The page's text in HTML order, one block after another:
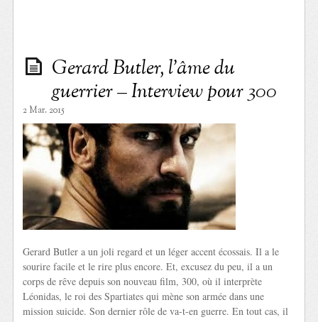
Gerard Butler, l’âme du
guerrier – Interview pour 300
2 Mar. 2015
Gerard Butler a un joli regard et un léger accent écossais. Il a le
sourire facile et le rire plus encore. Et, excusez du peu, il a un
corps de rêve depuis son nouveau film, 300, où il interprète
Léonidas, le roi des Spartiates qui mène son armée dans une
mission suicide. Son dernier rôle de va-t-en guerre. En tout cas, il